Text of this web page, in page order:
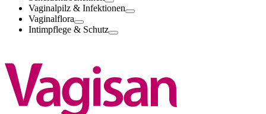
Vaginalpilz & Infektionen
Vaginalflora
Intimpflege & Schutz